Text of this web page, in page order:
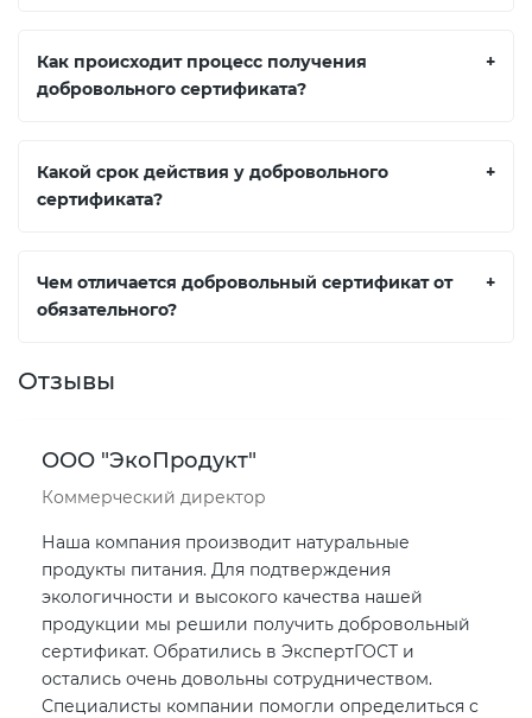
Как происходит процесс получения
добровольного сертификата?
+
Какой срок действия у добровольного
сертификата?
+
Чем отличается добровольный сертификат от
обязательного?
+
Отзывы
ООО "ЭкоПродукт"
Коммерческий директор
Наша компания производит натуральные
продукты питания. Для подтверждения
экологичности и высокого качества нашей
продукции мы решили получить добровольный
сертификат. Обратились в ЭкспертГОСТ и
остались очень довольны сотрудничеством.
Специалисты компании помогли определиться с